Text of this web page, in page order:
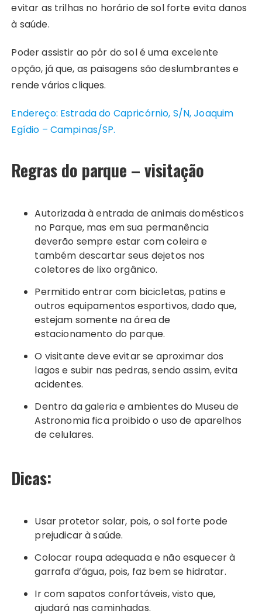
evitar as trilhas no horário de sol forte evita danos
à saúde.
Poder assistir ao pôr do sol é uma excelente
opção, já que, as paisagens são deslumbrantes e
rende vários cliques.
Endereço: Estrada do Capricórnio, S/N, Joaquim
Egídio – Campinas/SP.
Regras do parque – visitação
Autorizada à entrada de animais domésticos
no Parque, mas em sua permanência
deverão sempre estar com coleira e
também descartar seus dejetos nos
coletores de lixo orgânico.
Permitido entrar com bicicletas, patins e
outros equipamentos esportivos, dado que,
estejam somente na área de
estacionamento do parque.
O visitante deve evitar se aproximar dos
lagos e subir nas pedras, sendo assim, evita
acidentes.
Dentro da galeria e ambientes do Museu de
Astronomia fica proibido o uso de aparelhos
de celulares.
Dicas:
Usar protetor solar, pois, o sol forte pode
prejudicar à saúde.
Colocar roupa adequada e não esquecer à
garrafa d’água, pois, faz bem se hidratar.
Ir com sapatos confortáveis, visto que,
ajudará nas caminhadas.